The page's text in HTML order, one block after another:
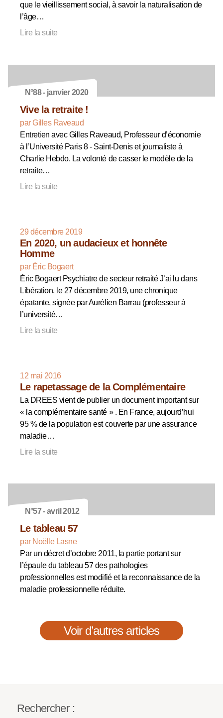
que le vieillissement social, à savoir la naturalisation de
l’âge…
Lire la suite
N°88 - janvier 2020
Vive la retraite !
par Gilles Raveaud
Entretien avec Gilles Raveaud, Professeur d’économie
à l’Université Paris 8 - Saint-Denis et journaliste à
Charlie Hebdo. La volonté de casser le modèle de la
retraite…
Lire la suite
29 décembre 2019
En 2020, un audacieux et honnête
Homme
par Éric Bogaert
Éric Bogaert Psychiatre de secteur retraité J’ai lu dans
Libération, le 27 décembre 2019, une chronique
épatante, signée par Aurélien Barrau (professeur à
l’université…
Lire la suite
12 mai 2016
Le rapetassage de la Complémentaire
La DREES vient de publier un document important sur
« la complémentaire santé » . En France, aujourd’hui
95 % de la population est couverte par une assurance
maladie…
Lire la suite
N°57 - avril 2012
Le tableau 57
par Noëlle Lasne
Par un décret d’octobre 2011, la partie portant sur
l’épaule du tableau 57 des pathologies
professionnelles est modifié et la reconnaissance de la
maladie professionnelle réduite.
Voir d’autres articles
Rechercher :